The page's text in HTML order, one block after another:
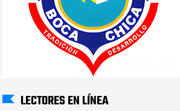
LECTORES EN LÍNEA